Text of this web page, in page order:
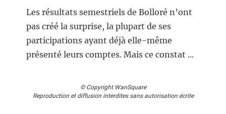
Les résultats semestriels de Bolloré n’ont
pas créé la surprise, la plupart de ses
participations ayant déjà elle-même
présenté leurs comptes. Mais ce constat ...
© Copyright WanSquare
Reproduction et diffusion interdites sans autorisation écrite